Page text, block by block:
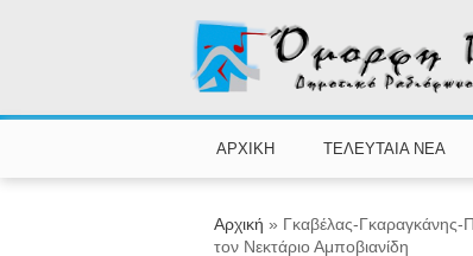
ΑΡΧΙΚΗ ΤΕΛΕΥΤΑΙΑ ΝΕΑ
Είστε εδώ
Αρχική » Γκαβέλας-Γκαραγκάνης-
τον Νεκτάριο Αμποβιανίδη